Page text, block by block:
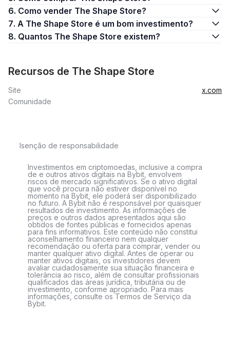
6. Como vender The Shape Store?
7. A The Shape Store é um bom investimento?
8. Quantos The Shape Store existem?
Recursos de The Shape Store
Site
x.com
Comunidade
Isenção de responsabilidade
Investimentos em criptomoedas, inclusive a compra
de e outros ativos digitais na Bybit, envolvem
riscos de mercado significativos. Se o ativo digital
que você procura não estiver disponível no
momento na Bybit, ele poderá ser disponibilizado
no futuro. A Bybit não é responsável por quaisquer
resultados de investimento. As informações de
preços e outros dados apresentados aqui são
obtidos de fontes públicas e fornecidos apenas
para fins informativos. Este conteúdo não constitui
aconselhamento financeiro nem qualquer
recomendação ou oferta para comprar, vender ou
manter qualquer ativo digital. Antes de operar ou
manter ativos digitais, os investidores devem
avaliar cuidadosamente sua situação financeira e
tolerância ao risco, além de consultar profissionais
qualificados das áreas jurídica, tributária ou de
investimento, conforme apropriado. Para mais
informações, consulte os Termos de Serviço da
Bybit.